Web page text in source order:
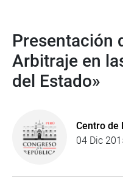
Presentación
Arbitraje en
del Estado»
Centro de
04 Dic